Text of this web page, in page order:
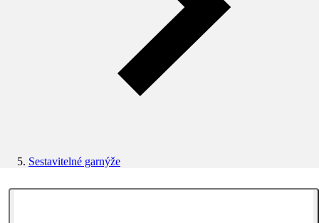
Sestavitelné garnýže